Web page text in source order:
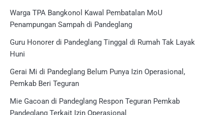
Warga TPA Bangkonol Kawal Pembatalan MoU
Penampungan Sampah di Pandeglang
Guru Honorer di Pandeglang Tinggal di Rumah Tak Layak
Huni
Gerai Mi di Pandeglang Belum Punya Izin Operasional,
Pemkab Beri Teguran
Mie Gacoan di Pandeglang Respon Teguran Pemkab
Pandeglang Terkait Izin Operasional